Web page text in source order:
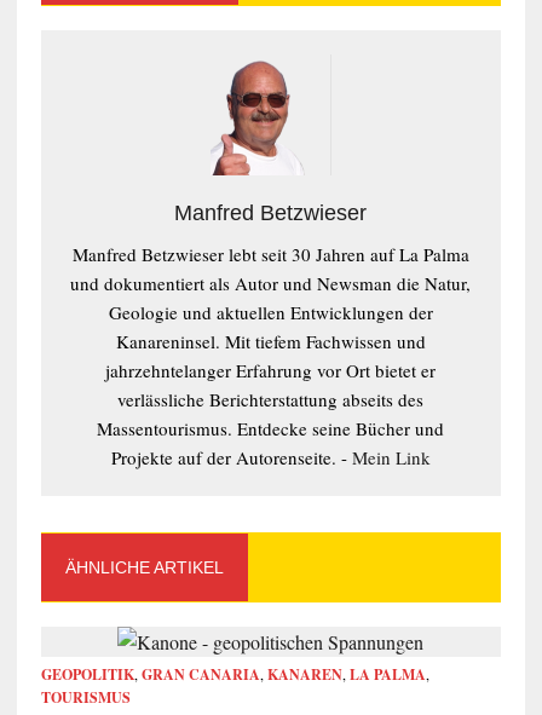
Manfred Betzwieser
Manfred Betzwieser lebt seit 30 Jahren auf La Palma
und dokumentiert als Autor und Newsman die Natur,
Geologie und aktuellen Entwicklungen der
Kanareninsel. Mit tiefem Fachwissen und
jahrzehntelanger Erfahrung vor Ort bietet er
verlässliche Berichterstattung abseits des
Massentourismus. Entdecke seine Bücher und
Projekte auf der Autorenseite. - Mein Link
ÄHNLICHE ARTIKEL
GEOPOLITIK, GRAN CANARIA, KANAREN, LA PALMA,
TOURISMUS